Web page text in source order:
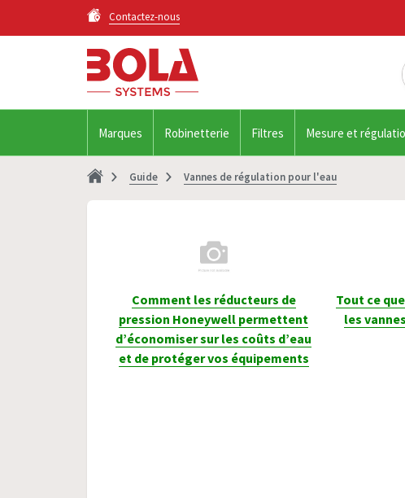
Contactez-nous
Marques Robinetterie Filtres Mesure et
Guide Vannes de régulation pour l'eau
Comment les réducteurs de
pression Honeywell permettent
d’économiser sur les coûts d’eau
et de protéger vos équipements
Tout ce
les